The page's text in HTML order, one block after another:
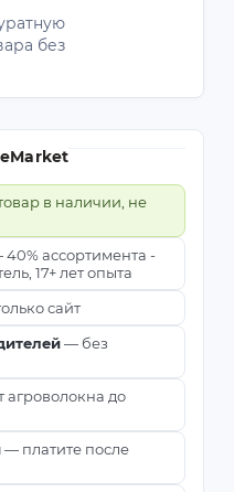
без
в наличии, не
ассортимента -
17+ лет опыта
сайт
— без
агроволокна до
— платите после